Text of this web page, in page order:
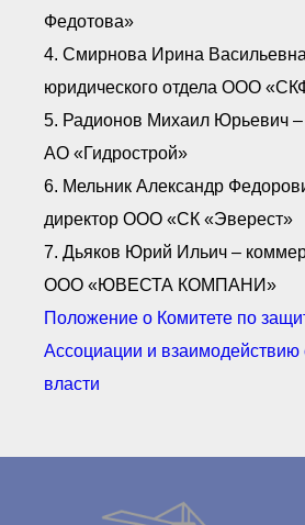
Федотова»
4. Смирнова Ирина
юридического отдела ООО
5. Радионов Михаил Юрьевич –
АО «Гидрострой»
6. Мельник Александр
директор ООО «СК «Эверест»
7. Дьяков Юрий Ильич –
ООО «ЮВЕСТА КОМПАНИ»
Положение о Комитете по
Ассоциации и взаимодействию
власти